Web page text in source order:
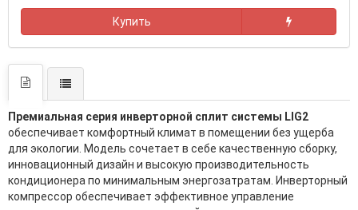
Купить
Премиальная серия инверторной сплит системы LIG2
обеспечивает комфортный климат в помещении без ущерба
для экологии. Модель сочетает в себе качественную сборку,
инновационный дизайн и высокую производительность
кондиционера по минимальным энергозатратам. Инверторный
компрессор обеспечивает эффективное управление